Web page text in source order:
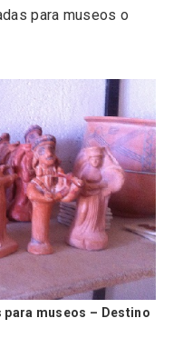
para museos o
museos – Destino